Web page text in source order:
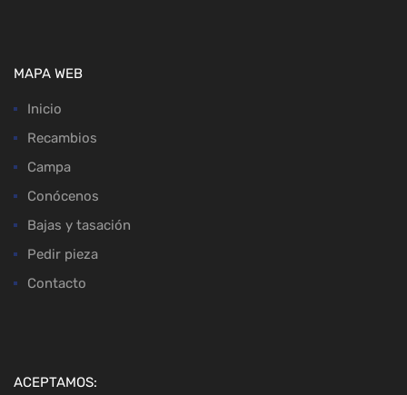
MAPA WEB
Inicio
Recambios
Campa
Conócenos
Bajas y tasación
Pedir pieza
Contacto
ACEPTAMOS: